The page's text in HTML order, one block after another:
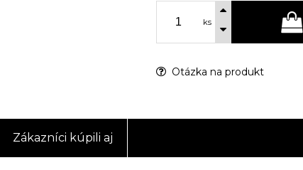
ks
Otázka na produkt
Zákazníci kúpili aj